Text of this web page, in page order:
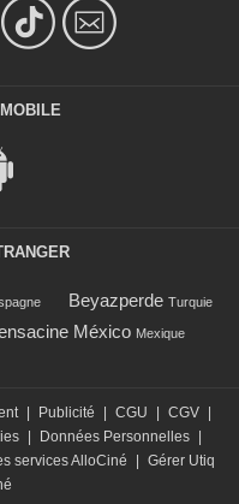
Beyazperde Turquie
México Mexique
| Publicité | CGU | CGV |
| Données Personnelles |
services AlloCiné | Gérer Utiq